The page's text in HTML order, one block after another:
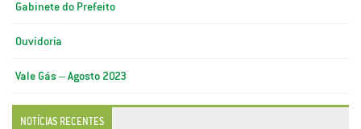
Gabinete do Prefeito
Ouvidoria
Vale Gás – Agosto 2023
NOTÍCIAS RECENTES